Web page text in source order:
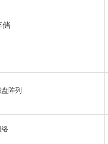
储
阵列
络